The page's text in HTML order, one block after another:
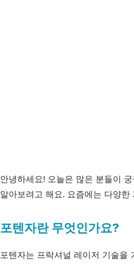
안녕하세요! 오늘은 많은 분들이
알아보려고 해요. 요즘에는 다양
포텐자란 무엇인가요?
포텐자는 프락셔널 레이저 기술을